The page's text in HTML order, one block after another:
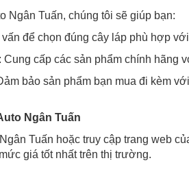
Ngân Tuấn, chúng tôi sẽ giúp bạn:
để chọn đúng cây láp phù hợp
cấp các sản phẩm chính hãng
bảo sản phẩm bạn mua đi kèm
Ngân Tuấn
Tuấn hoặc truy cập trang web
giá tốt nhất trên thị trường.